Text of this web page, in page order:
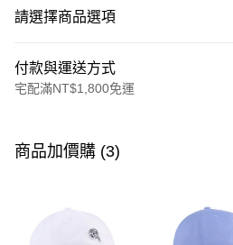
請選擇商品選項
付款與運送方式
宅配滿NT$1,800免運
信用卡一次付款
Apple Pay
商品加價購 (3)